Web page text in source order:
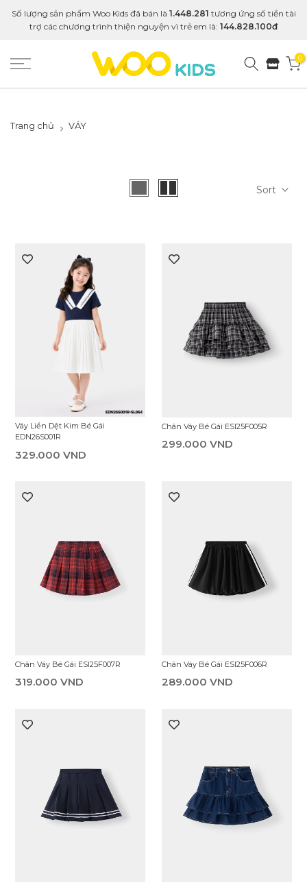
Số lượng sản phẩm Woo Kids đã bán là 1.448.281 tương ứng số tiền tài
trợ các chương trình thiện nguyện vì trẻ em là: 144.828.100đ
0
Trang chủ VÁY
Sort
Váy Liền Dệt Kim Bé Gái
EDN26S001R
329.000 VND
Chân Váy Bé Gái ESI25F005R
299.000 VND
Chân Váy Bé Gái ESI25F007R
319.000 VND
Chân Váy Bé Gái ESI25F006R
289.000 VND